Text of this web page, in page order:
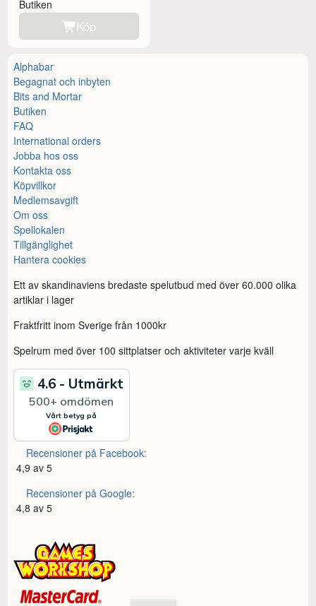
Butiken
Köp
Alphabar
Begagnat och inbyten
Bits and Mortar
Butiken
FAQ
International orders
Jobba hos oss
Kontakta oss
Köpvillkor
Medlemsavgift
Om oss
Spellokalen
Tillgänglighet
Hantera cookies
Ett av skandinaviens bredaste spelutbud med över 60.000 olika
artiklar i lager
Fraktfritt inom Sverige från 1000kr
Spelrum med över 100 sittplatser och aktiviteter varje kväll
Recensioner på Facebook:
4,9 av 5
Recensioner på Google:
4,8 av 5